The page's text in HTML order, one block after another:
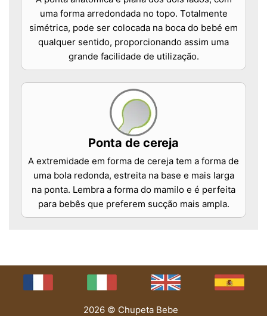
uma forma arredondada no topo. Totalmente
simétrica, pode ser colocada na boca do bebé em
qualquer sentido, proporcionando assim uma
grande facilidade de utilização.
Ponta de cereja
A extremidade em forma de cereja tem a forma de
uma bola redonda, estreita na base e mais larga
na ponta. Lembra a forma do mamilo e é perfeita
para bebês que preferem sucção mais ampla.
2026 © Chupeta Bebe